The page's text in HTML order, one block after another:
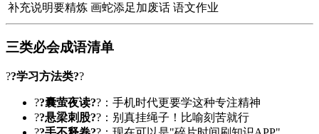
补充说明要精炼 画蛇添足加废话 语文作业
三类必会成语清单
??学习方法类??
??囊萤夜读??：手机时代更要学这种专注精神
??悬梁刺股??：别真挂绳子！比喻刻苦就行